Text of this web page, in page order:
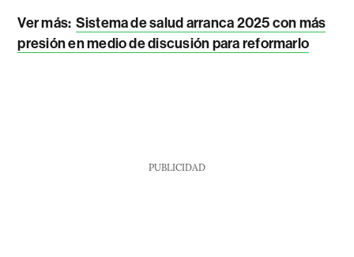
Ver más: Sistema de salud arranca 2025 con más
presión en medio de discusión para reformarlo
PUBLICIDAD